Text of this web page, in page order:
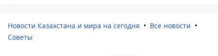
Новости Казахстана и мира на сегодня
Все новости
Советы